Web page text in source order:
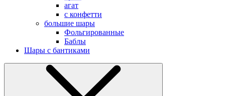
агат
с конфетти
большие шары
Фольгированные
Баблы
Шары с бантиками